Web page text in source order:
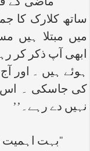
‘‘ماضی کے
ساتھ کلارک کا
میں مبتلا ہیں
ابھی آپ ذکر کر
ہوئے ہیں ۔ اور
کی جاسکی ۔ اس
نہیں دے رہے۔’’
‘‘بہت اہمیت